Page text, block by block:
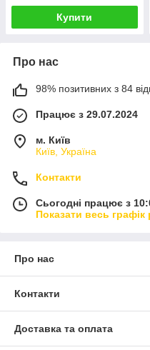
Купити
Про нас
98% позитивних з 84
Працює з 29.07.2024
м. Київ
Київ, Україна
Контакти
Сьогодні працює з
Показати весь графік
Про нас
Контакти
Доставка та оплата